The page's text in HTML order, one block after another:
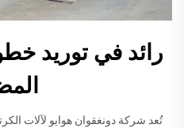
رائد في توريد
تُعد شركة دونغقوان هوايو لآلات